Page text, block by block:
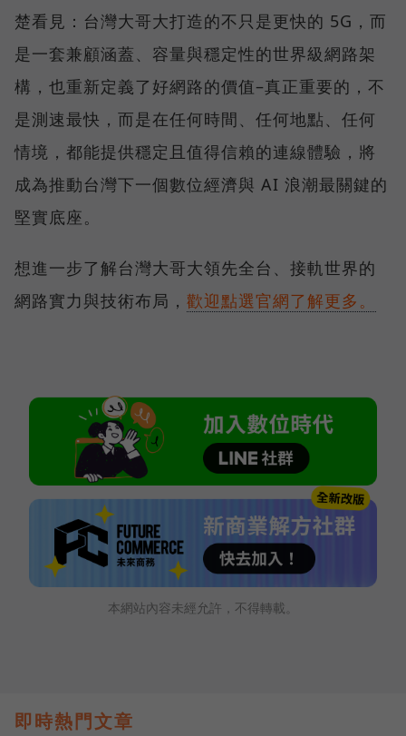
楚看見：台灣大哥大打造的不只是更快的 5G，而
是一套兼顧涵蓋、容量與穩定性的世界級網路架
構，也重新定義了好網路的價值–真正重要的，不
是測速最快，而是在任何時間、任何地點、任何
情境，都能提供穩定且值得信賴的連線體驗，將
成為推動台灣下一個數位經濟與 AI 浪潮最關鍵的
堅實底座。
想進一步了解台灣大哥大領先全台、接軌世界的
網路實力與技術布局， 歡迎點選官網了解更多。
本網站內容未經允許，不得轉載。
即時熱門文章